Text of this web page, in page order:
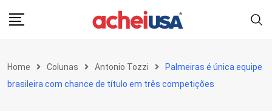
Home Colunas Antonio Tozzi
Palmeiras é única equipe
brasileira com chance de título em três competições